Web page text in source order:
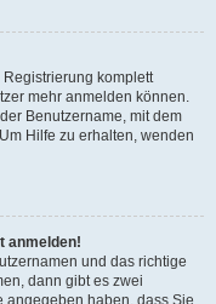
komplett
mehr anmelden können.
Benutzername, mit dem
Hilfe zu erhalten, wenden
anmelden!
und das richtige
dann gibt es zwei
angegeben haben, dass Sie